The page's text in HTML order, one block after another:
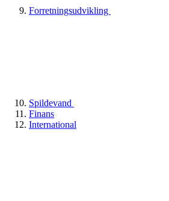
Forretningsudvikling
Spildevand
Finans
International